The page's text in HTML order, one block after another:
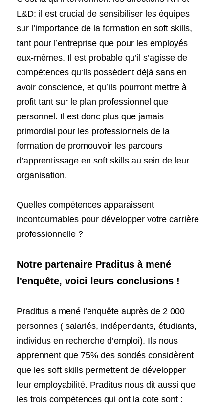
L&D: il est crucial de sensibiliser les équipes
sur l’importance de la formation en soft skills,
tant pour l’entreprise que pour les employés
eux-mêmes. Il est probable qu’il s’agisse de
compétences qu’ils possèdent déjà sans en
avoir conscience, et qu’ils pourront mettre à
profit tant sur le plan professionnel que
personnel. Il est donc plus que jamais
primordial pour les professionnels de la
formation de promouvoir les parcours
d’apprentissage en soft skills au sein de leur
organisation.
Quelles compétences apparaissent
incontournables pour développer votre carrière
professionnelle ?
Notre partenaire Praditus à mené
l'enquête, voici leurs conclusions !
Praditus a mené l’enquête auprès de 2 000
personnes ( salariés, indépendants, étudiants,
individus en recherche d’emploi). Ils nous
apprennent que 75% des sondés considèrent
que les soft skills permettent de développer
leur employabilité. Praditus nous dit aussi que
les trois compétences qui ont la cote sont :